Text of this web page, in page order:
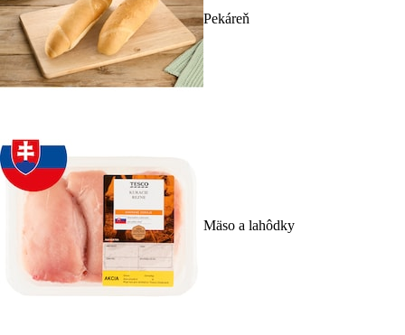
Pekáreň
Mäso a lahôdky